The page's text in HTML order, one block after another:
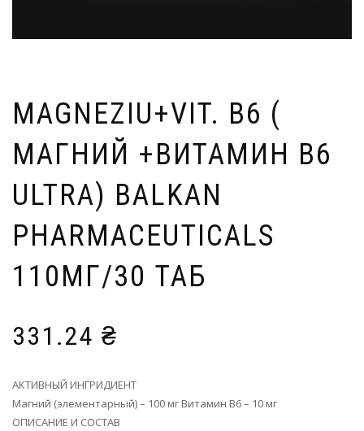
MAGNEZIU+VIT. B6 (
МАГНИЙ +ВИТАМИН В6
ULTRA) BALKAN
PHARMACEUTICALS
110МГ/30 ТАБ
331.24 ₴
АКТИВНЫЙ ИНГРИДИЕНТ
Магний (элементарный) – 100 мг Витамин В6 – 10 мг
ОПИСАНИЕ И СОСТАВ